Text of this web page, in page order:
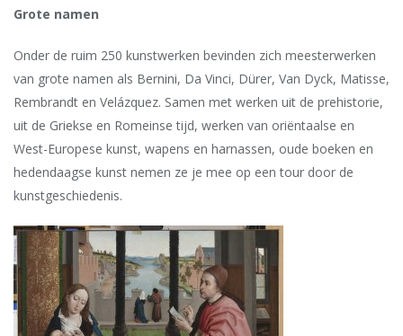
Grote namen
Onder de ruim 250 kunstwerken bevinden zich meesterwerken
van grote namen als Bernini, Da Vinci, Dürer, Van Dyck, Matisse,
Rembrandt en Velázquez. Samen met werken uit de prehistorie,
uit de Griekse en Romeinse tijd, werken van oriëntaalse en
West-Europese kunst, wapens en harnassen, oude boeken en
hedendaagse kunst nemen ze je mee op een tour door de
kunstgeschiedenis.